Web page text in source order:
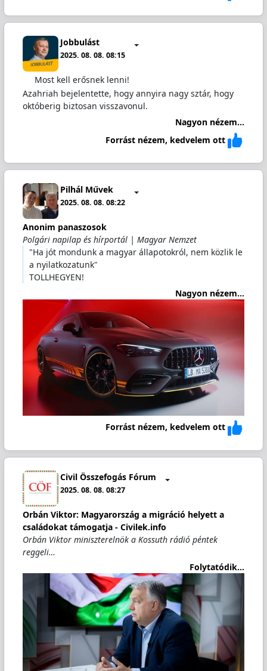
Jobbulást
2025. 08. 08. 08:15
Most kell erősnek lenni!
Azahriah bejelentette, hogy annyira nagy sztár, hogy
októberig biztosan visszavonul.
Nagyon nézem...
Forrást nézem, kedvelem ott
Pilhál Művek
2025. 08. 08. 08:22
Anonim panaszosok
Polgári napilap és hírportál | Magyar Nemzet
"Ha jót mondunk a magyar állapotokról, nem közlik le
a nyilatkozatunk"
TOLLHEGYEN!
Nagyon nézem...
Forrást nézem, kedvelem ott
Civil Összefogás Fórum
2025. 08. 08. 08:27
Orbán Viktor: Magyarország a migráció helyett a
családokat támogatja - Civilek.info
Orbán Viktor miniszterelnök a Kossuth rádió péntek
reggeli…
Folytatódik...